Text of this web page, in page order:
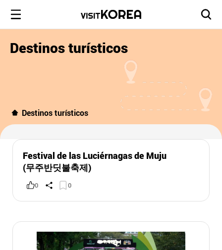
Destinos turísticos
Destinos turísticos
Festival de las Luciérnagas de Muju
(무주반딧불축제)
0 0